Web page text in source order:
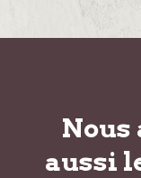
Nous
aussi